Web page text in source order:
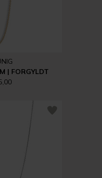
| FORGYLDT